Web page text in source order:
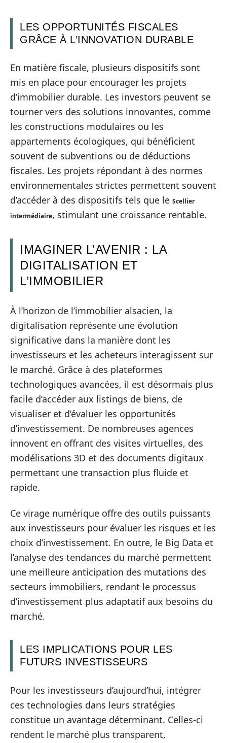
LES OPPORTUNITÉS FISCALES
GRÂCE À L’INNOVATION DURABLE
En matière fiscale, plusieurs dispositifs sont
mis en place pour encourager les projets
d’immobilier durable. Les investors peuvent se
tourner vers des solutions innovantes, comme
les constructions modulaires ou les
appartements écologiques, qui bénéficient
souvent de subventions ou de déductions
fiscales. Les projets répondant à des normes
environnementales strictes permettent souvent
d’accéder à des dispositifs tels que le Scellier
intermédiaire, stimulant une croissance rentable.
IMAGINER L’AVENIR : LA
DIGITALISATION ET
L’IMMOBILIER
À l’horizon de l’immobilier alsacien, la
digitalisation représente une évolution
significative dans la manière dont les
investisseurs et les acheteurs interagissent sur
le marché. Grâce à des plateformes
technologiques avancées, il est désormais plus
facile d’accéder aux listings de biens, de
visualiser et d’évaluer les opportunités
d’investissement. De nombreuses agences
innovent en offrant des visites virtuelles, des
modélisations 3D et des documents digitaux
permettant une transaction plus fluide et
rapide.
Ce virage numérique offre des outils puissants
aux investisseurs pour évaluer les risques et les
choix d’investissement. En outre, le Big Data et
l’analyse des tendances du marché permettent
une meilleure anticipation des mutations des
secteurs immobiliers, rendant le processus
d’investissement plus adaptatif aux besoins du
marché.
LES IMPLICATIONS POUR LES
FUTURS INVESTISSEURS
Pour les investisseurs d’aujourd’hui, intégrer
ces technologies dans leurs stratégies
constitue un avantage déterminant. Celles-ci
rendent le marché plus transparent,